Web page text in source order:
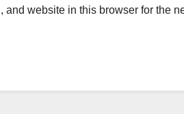
and website in this browser for the